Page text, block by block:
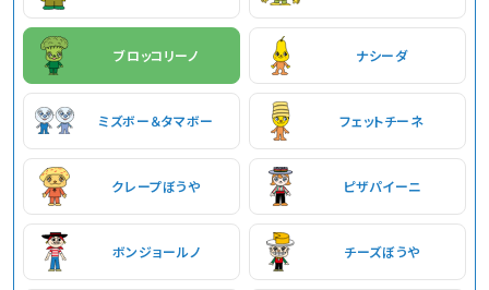
ブロッコリーノ ナシーダ
ミズボー＆タマボー フェットチーネ
クレープぼうや ピザパイーニ
ボンジョールノ チーズぼうや